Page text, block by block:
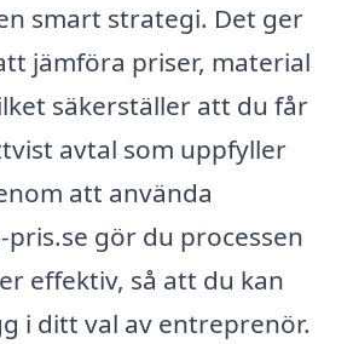
smart strategi. Det ger
jämföra priser, material
säkerställer att du får
avtal som uppfyller
att använda
gör du processen
effektiv, så att du kan
i ditt val av entreprenör.